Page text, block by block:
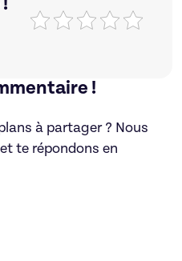
!
à partager ? Nous
te répondons en